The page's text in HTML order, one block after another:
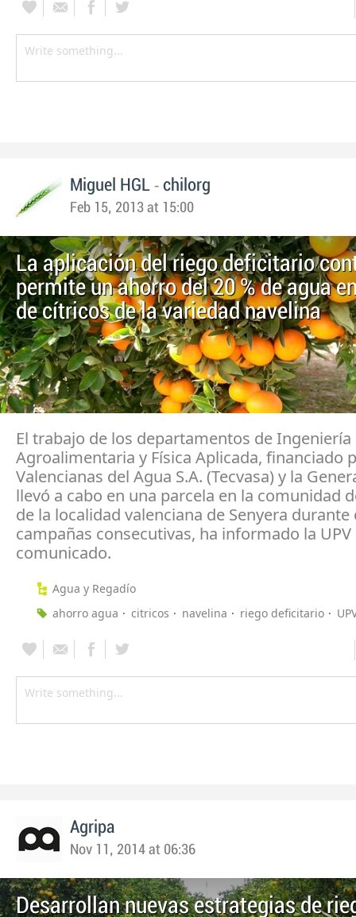
Miguel HGL - chilorg
Feb 15, 2013 at 15:00
La aplicación del riego deficitario
permite un ahorro del 20 % de agua
de cítricos de la variedad navelina
El trabajo de los departamentos de Ingeniería
Agroalimentaria y Física Aplicada, financiado
Valencianas del Agua S.A. (Tecvasa) y la
llevó a cabo en una parcela en la comunidad
de la localidad valenciana de Senyera durante
campañas consecutivas, ha informado la UPV
comunicado.
Agua y Regadío
ahorro agua
citricos navelina riego deficitario
Agripa
Nov 11, 2014 at 06:36
Desarrollan nuevas estrategias de